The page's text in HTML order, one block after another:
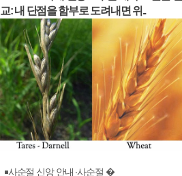
교: 내 단점을 함부로 도려내면 위..
￭사순절 신앙 안내 ∙사순절 �